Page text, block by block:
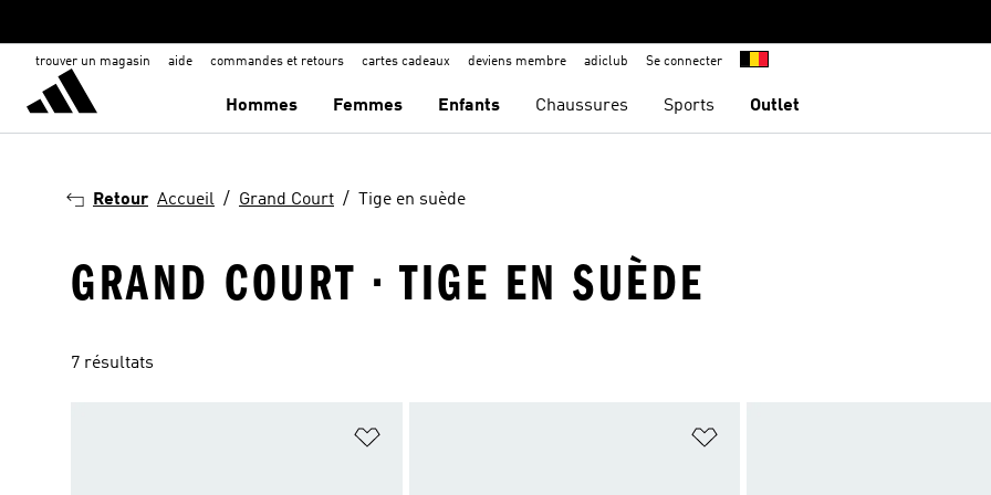
trouver un magasin aide commandes et retours cartes cadeaux deviens membre adiclub Se connecter
Hommes Femmes Enfants Chaussures Sports Outlet
Retour Accueil Grand Court Tige en suède
GRAND COURT · TIGE EN SUÈDE
7 résultats